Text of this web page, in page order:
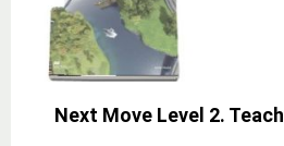
Next Move Level 2.